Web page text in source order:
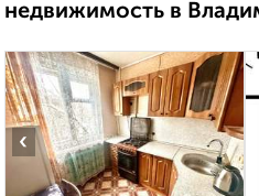
недвижимость в
‹